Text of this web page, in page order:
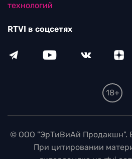
технологий
RTVI в соцсетях
18+
© ООО "ЭрТиВиАй Продакшн".
При цитировании